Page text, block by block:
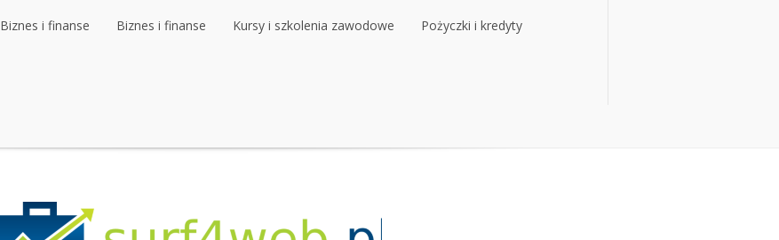
Biznes i finanse Biznes i finanse Kursy i szkolenia zawodowe Pożyczki i kredyty